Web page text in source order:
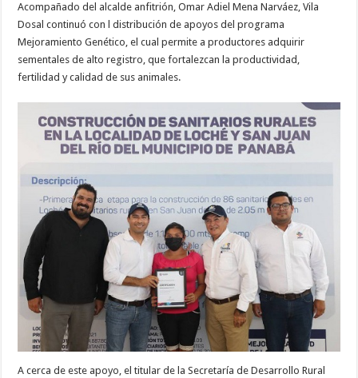
Acompañado del alcalde anfitrión, Omar Adiel Mena Narváez, Vila
Dosal continuó con l distribución de apoyos del programa
Mejoramiento Genético, el cual permite a productores adquirir
sementales de alto registro, que fortalezcan la productividad,
fertilidad y calidad de sus animales.
A cerca de este apoyo, el titular de la Secretaría de Desarrollo Rural